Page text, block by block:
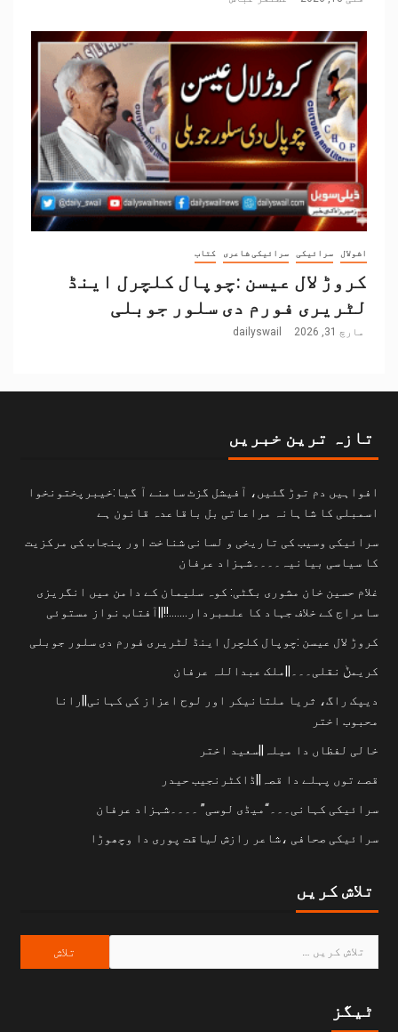
اشولال سرائیکی سرائیکی شاعری کتاب
کروڑ لال عیسن :چوپال کلچرل اینڈ
لٹریری فورم دی سلور جوبلی
مارچ 31, 2026 dailyswail
تازہ ترین خبریں
افواہیں دم توڑ گئیں، آفیشل گزٹ سامنے آ گیا:خیبرپختونخوا
اسمبلی کا شاہانہ مراعاتی بل باقاعدہ قانون ہے
سرائیکی وسیب کی تاریخی و لسانی شناخت اور پنجاب کی مرکزیت
کا سیاسی بیانیہ۔۔۔۔شہزاد عرفان
غلام حسین خان مشوری بگٹی: کوہ سلیمان کے دامن میں انگریزی
سامراج کے خلاف جہاد کا علمبردار…….!!||آفتاب نواز مستوئی
کروڑ لال عیسن :چوپال کلچرل اینڈ لٹریری فورم دی سلور جوبلی
کریمݨ نقلی۔۔۔||ملک عبداللہ عرفان
دیپک راگ، ثریا ملتانیکر اور لوح اعزاز کی کہانی||رانا
محبوب اختر
خالی لفظاں دا میلہ||سعید اختر
قصے توں پہلے دا قصہ||ڈاکٹرنجیب حیدر
سرائیکی کہانی۔۔۔“میڈی لوسی” ۔۔۔۔شہزاد عرفان
سرائیکی صحافی ،شاعر رازش لیاقت پوری دا وچھوڑا
تلاش کریں
ٹیگز